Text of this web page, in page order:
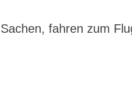
fahren zum